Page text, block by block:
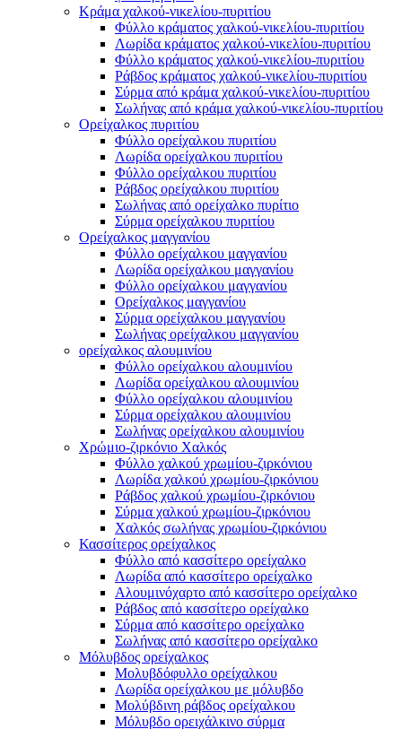
Κράμα χαλκού-νικελίου-πυριτίου
Φύλλο κράματος χαλκού-νικελίου-πυριτίου
Λωρίδα κράματος χαλκού-νικελίου-πυριτίου
Φύλλο κράματος χαλκού-νικελίου-πυριτίου
Ράβδος κράματος χαλκού-νικελίου-πυριτίου
Σύρμα από κράμα χαλκού-νικελίου-πυριτίου
Σωλήνας από κράμα χαλκού-νικελίου-πυριτίου
Ορείχαλκος πυριτίου
Φύλλο ορείχαλκου πυριτίου
Λωρίδα ορείχαλκου πυριτίου
Φύλλο ορείχαλκου πυριτίου
Ράβδος ορείχαλκου πυριτίου
Σωλήνας από ορείχαλκο πυρίτιο
Σύρμα ορείχαλκου πυριτίου
Ορείχαλκος μαγγανίου
Φύλλο ορείχαλκου μαγγανίου
Λωρίδα ορείχαλκου μαγγανίου
Φύλλο ορείχαλκου μαγγανίου
Ορείχαλκος μαγγανίου
Σύρμα ορείχαλκου μαγγανίου
Σωλήνας ορείχαλκου μαγγανίου
ορείχαλκος αλουμινίου
Φύλλο ορείχαλκου αλουμινίου
Λωρίδα ορείχαλκου αλουμινίου
Φύλλο ορείχαλκου αλουμινίου
Σύρμα ορείχαλκου αλουμινίου
Σωλήνας ορείχαλκου αλουμινίου
Χρώμιο-ζιρκόνιο Χαλκός
Φύλλο χαλκού χρωμίου-ζιρκόνιου
Λωρίδα χαλκού χρωμίου-ζιρκόνιου
Ράβδος χαλκού χρωμίου-ζιρκόνιου
Σύρμα χαλκού χρωμίου-ζιρκόνιου
Χαλκός σωλήνας χρωμίου-ζιρκόνιου
Κασσίτερος ορείχαλκος
Φύλλο από κασσίτερο ορείχαλκο
Λωρίδα από κασσίτερο ορείχαλκο
Αλουμινόχαρτο από κασσίτερο ορείχαλκο
Ράβδος από κασσίτερο ορείχαλκο
Σύρμα από κασσίτερο ορείχαλκο
Σωλήνας από κασσίτερο ορείχαλκο
Μόλυβδος ορείχαλκος
Μολυβδόφυλλο ορείχαλκου
Λωρίδα ορείχαλκου με μόλυβδο
Μολύβδινη ράβδος ορείχαλκου
Μόλυβδο ορειχάλκινο σύρμα